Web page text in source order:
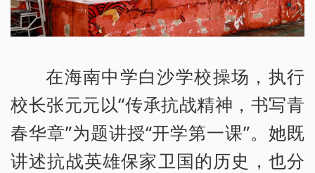
在海南中学白沙学校操场，执行
校长张元元以“传承抗战精神，书写青
春华章”为题讲授“开学第一课”。她既
讲述抗战英雄保家卫国的历史，也分